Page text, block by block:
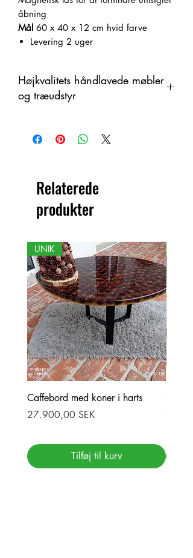
åbning
Mål 60 x 40 x 12 cm hvid farve
Levering 2 uger
Højkvalitets håndlavede møbler
og træudstyr
som ett organiskt material med
färgskiftningar. Därför kan skillnader
Relaterede
produkter
UNIK
Caffebord med koner i harts
Pris
27.900,00 SEK
Tilføj til kurv
Stor
Pris